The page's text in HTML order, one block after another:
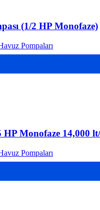
(1/2 HP Monofaze)
Pompaları
HP Monofaze 14,000
Pompaları